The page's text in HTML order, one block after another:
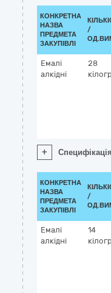
КОНКРЕТНА
НАЗВА
ПРЕДМЕТА
ЗАКУПІВЛІ
/
Емалі
алкідні
28
+
КОНКРЕТНА
НАЗВА
ПРЕДМЕТА
ЗАКУПІВЛІ
/
Емалі
алкідні
14